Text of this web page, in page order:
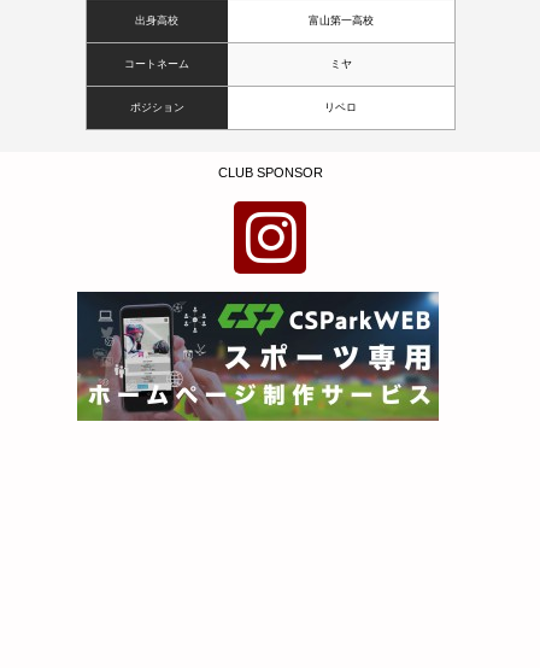
出身高校 富山第一高校
コートネーム ミヤ
ポジション リベロ
CLUB SPONSOR